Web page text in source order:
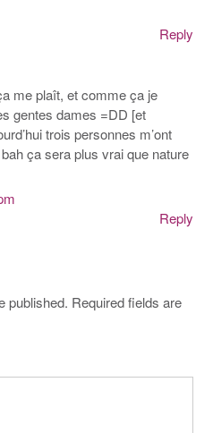
Reply
me plaît, et comme ça je
gentes dames =DD [et
trois personnes m’ont
ça sera plus vrai que nature
Reply
published. Required fields are